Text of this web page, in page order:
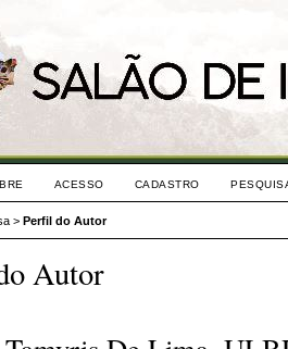
ACESSO CADASTRO
> Perfil do Autor
Autor